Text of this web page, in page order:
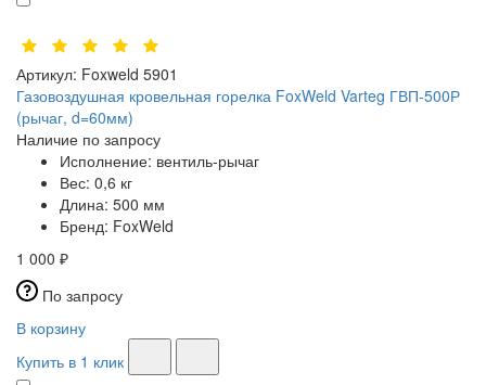
Артикул: Foxweld 5901
Газовоздушная кровельная горелка FoxWeld Varteg ГВП-500Р
(рычаг, d=60мм)
Наличие по запросу
Исполнение: вентиль-рычаг
Вес: 0,6 кг
Длина: 500 мм
Бренд: FoxWeld
1 000 ₽
По запросу
В корзину
Купить в 1 клик